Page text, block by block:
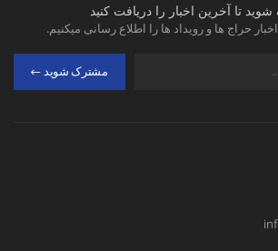
تا آخرین اخبار را دریافت کنید
حراج ها و رویداد ها را اطلاع رسانی میکنیم.
مشترک شوید